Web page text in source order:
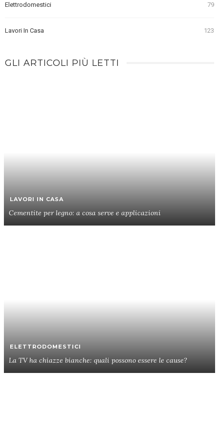
Elettrodomestici 79
Lavori In Casa 123
GLI ARTICOLI PIÙ LETTI
LAVORI IN CASA
Cementite per legno: a cosa serve e applicazioni
ELETTRODOMESTICI
La TV ha chiazze bianche: quali possono essere le cause?